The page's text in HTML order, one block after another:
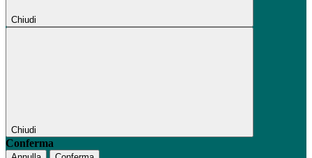
Chiudi
Chiudi
Conferma